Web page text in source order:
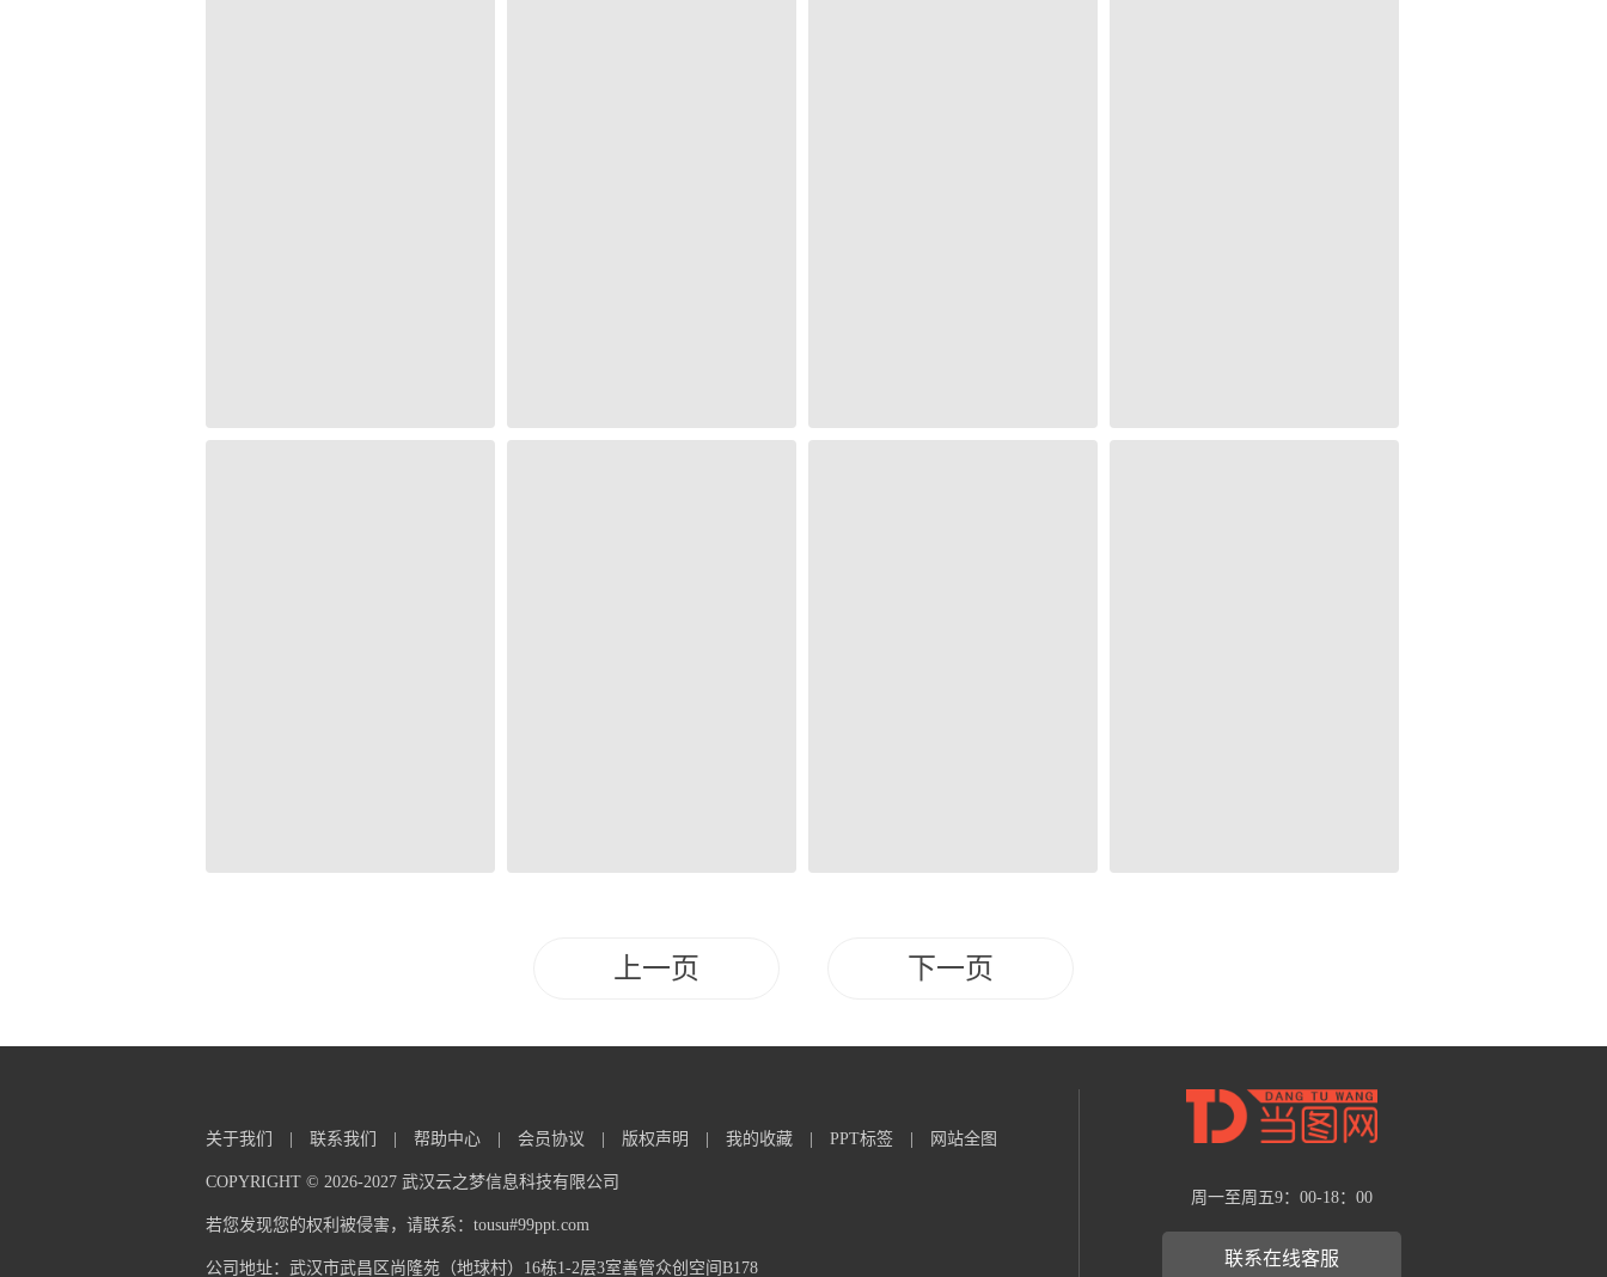
上一页 下一页
关于我们 联系我们 帮助中心 会员协议 版权声明 我的收藏 PPT标签 网站全图
COPYRIGHT © 2026-2027 武汉云之梦信息科技有限公司
若您发现您的权利被侵害，请联系：tousu#99ppt.com
公司地址：武汉市武昌区尚隆苑（地球村）16栋1-2层3室善管众创空间B178
周一至周五9：00-18：00
联系在线客服